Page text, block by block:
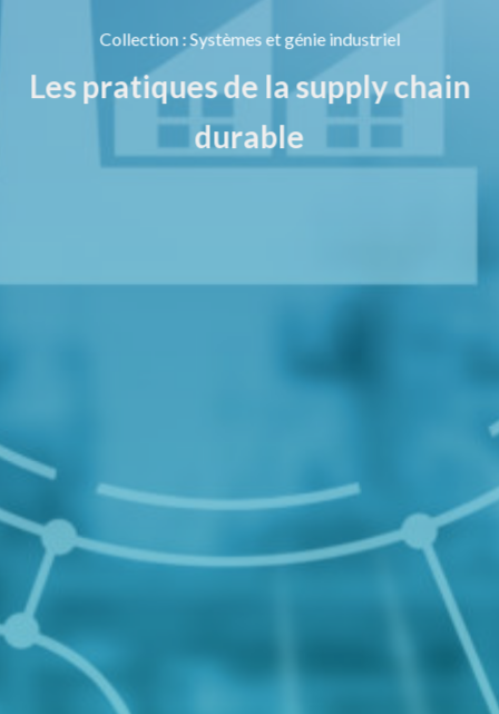
Collection :Systèmes et génie industriel
Les pratiques de la supply chain
durable